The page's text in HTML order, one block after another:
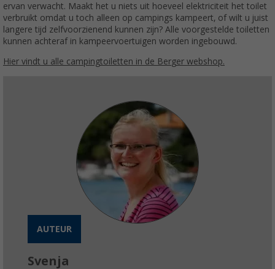
ervan verwacht. Maakt het u niets uit hoeveel elektriciteit het toilet
verbruikt omdat u toch alleen op campings kampeert, of wilt u juist
langere tijd zelfvoorzienend kunnen zijn? Alle voorgestelde toiletten
kunnen achteraf in kampeervoertuigen worden ingebouwd.
Hier vindt u alle campingtoiletten in de Berger webshop.
AUTEUR
Svenja